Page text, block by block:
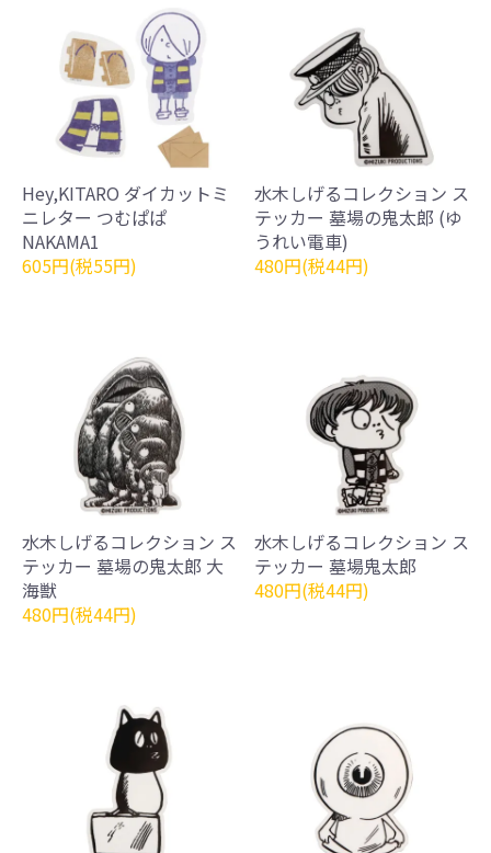
Hey,KITARO ダイカットミ
ニレター つむぱぱ
NAKAMA1
605円(税55円)
水木しげるコレクション ス
テッカー 墓場の鬼太郎 (ゆ
うれい電車)
480円(税44円)
水木しげるコレクション ス
テッカー 墓場の鬼太郎 大
海獣
480円(税44円)
水木しげるコレクション ス
テッカー 墓場鬼太郎
480円(税44円)